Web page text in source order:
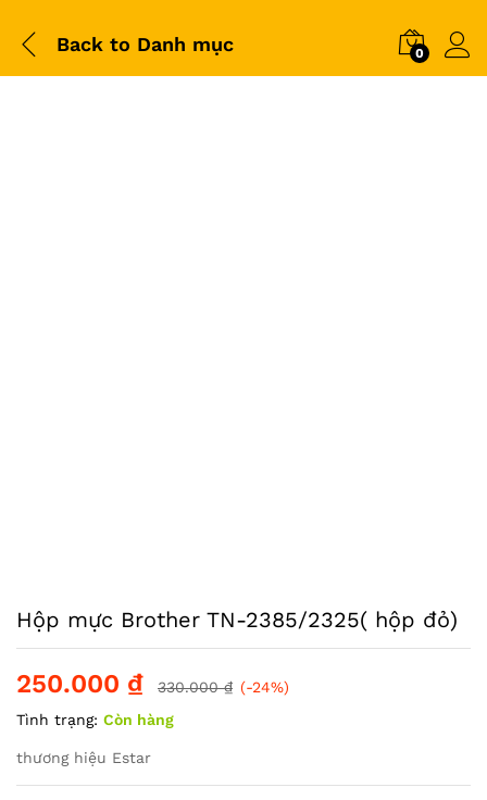
Back to Danh mục 0
Hộp mực Brother TN-2385/2325( hộp đỏ)
250.000 ₫ 330.000₫ (-24%)
Tình trạng: Còn hàng
thương hiệu Estar